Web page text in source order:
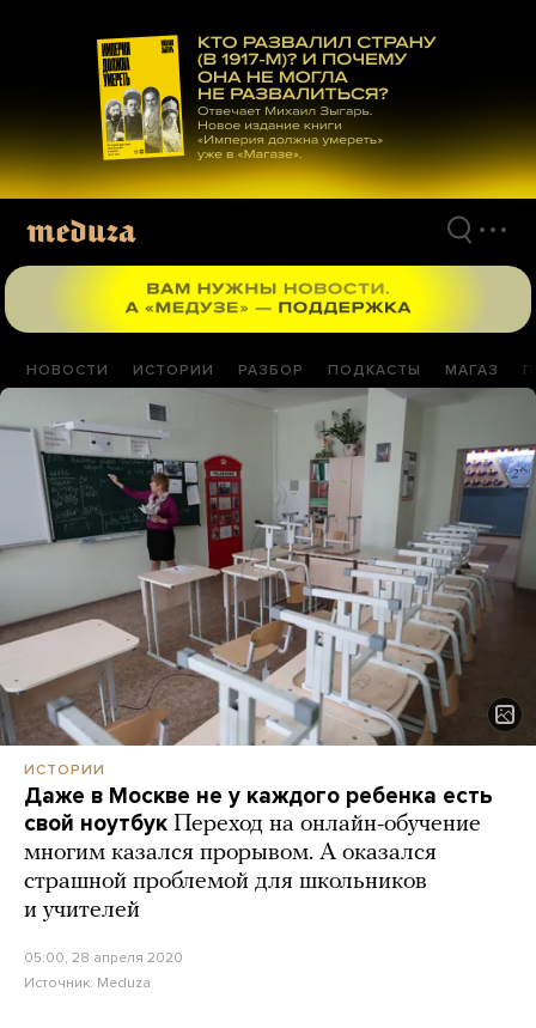
материалам
НОВОСТИ ИСТОРИИ РАЗБОР ПОДКАСТЫ МАГАЗ
ИСТОРИИ
Даже в Москве не у каждого ребенка есть
свой ноутбук Переход на онлайн-обучение
многим казался прорывом. А оказался
страшной проблемой для школьников
и учителей
05:00, 28 апреля 2020
Источник: Meduza